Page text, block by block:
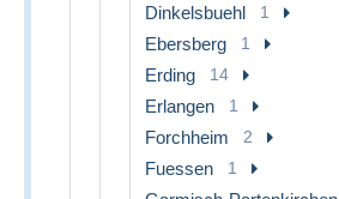
Dinkelsbuehl 1
Ebersberg 1
Erding 14
Erlangen 1
Forchheim 2
Fuessen 1